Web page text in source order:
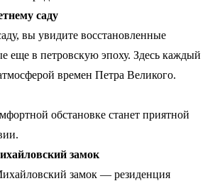
саду
вы увидите восстановленные
еще в петровскую эпоху. Здесь каждый
времен Петра Великого.
обстановке станет приятной
замок
замок — резиденция